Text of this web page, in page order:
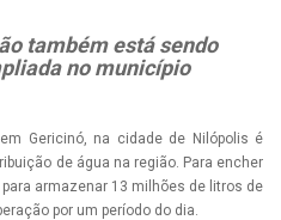
também está sendo
no município
Gericinó, na cidade de Nilópolis é
de água na região. Para encher
armazenar 13 milhões de litros de
por um período do dia.